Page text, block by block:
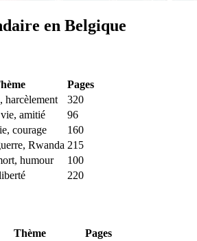
en Belgique
Pages
harcèlement
320
amitié
96
courage
160
Rwanda 215
humour
100
220
Thème
Pages